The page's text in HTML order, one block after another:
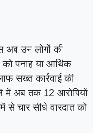
अब उन लोगों की
को पनाह या आर्थिक
सख्त कार्रवाई की
में अब तक 12 आरोपियों
से चार सीधे वारदात को